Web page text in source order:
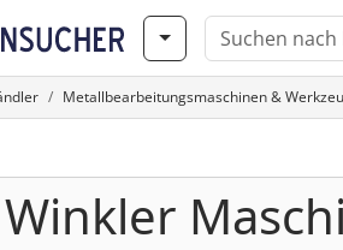
Metallbearbeitungsmaschinen &
Winkler